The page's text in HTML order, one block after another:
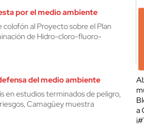
por el medio ambiente
colofón al Proyecto sobre el Plan
de Hidro-cloro-fluoro-
del medio ambiente
en estudios terminados de peligro,
Camagüey muestra
a